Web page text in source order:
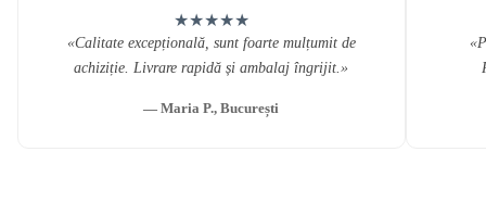
★★★★★
«Calitate excepțională, sunt foarte mulțumit de
achiziție. Livrare rapidă și ambalaj îngrijit.»
— Maria P., București